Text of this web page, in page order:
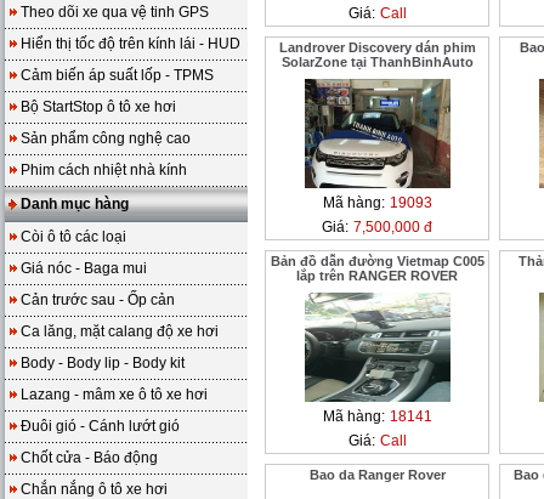
Theo dõi xe qua vệ tinh GPS
Hiển thị tốc độ trên kính lái - HUD
Cảm biến áp suất lốp - TPMS
Bộ StartStop ô tô xe hơi
Sản phẩm công nghệ cao
Phim cách nhiệt nhà kính
Danh mục hàng
Còi ô tô các loại
Giá nóc - Baga mui
Cản trước sau - Ốp cản
Ca lăng, mặt calang độ xe hơi
Body - Body lip - Body kit
Lazang - mâm xe ô tô xe hơi
Đuôi gió - Cánh lướt gió
Chốt cửa - Báo động
Chắn nắng ô tô xe hơi
Giá: Call
Landrover Discovery dán phim
SolarZone tại ThanhBinhAuto
Mã hàng: 19093
Giá: 7,500,000 đ
Bản đồ dẫn đường Vietmap C005
lắp trên RANGER ROVER
Mã hàng: 18141
Giá: Call
Bao da Ranger Rover Bao